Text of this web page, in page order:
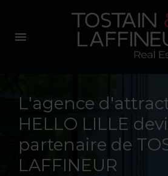
menu
L'agence
HELLO LILLE
partenaire de
LAFFINEUR